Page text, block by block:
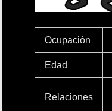
Ocupación
Edad
Relaciones